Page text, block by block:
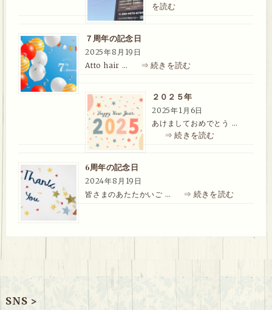
を読む
７周年の記念日
2025年8月19日
Atto hair …
⇒ 続きを読む
２０２５年
2025年1月6日
あけましておめでとう …
⇒ 続きを読む
6周年の記念日
2024年8月19日
皆さまのあたたかいご …
⇒ 続きを読む
SNS >